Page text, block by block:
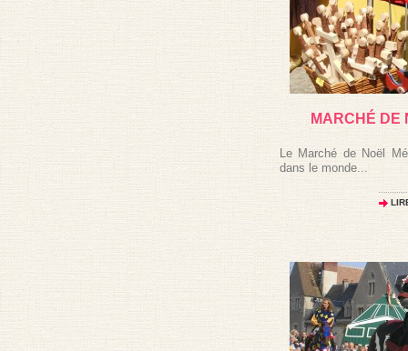
MARCHÉ DE
Le Marché de Noël
dans le monde...